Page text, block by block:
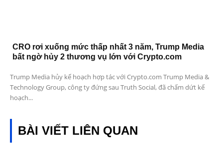
CRO rơi xuống mức thấp nhất 3 năm, Trump Media
bất ngờ hủy 2 thương vụ lớn với Crypto.com
Trump Media hủy kế hoạch hợp tác với Crypto.com Trump Media &
Technology Group, công ty đứng sau Truth Social, đã chấm dứt kế
hoạch...
BÀI VIẾT LIÊN QUAN